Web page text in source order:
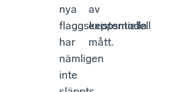
nya
flaggskeppsmodell
har
nämligen
inte
av
existentiella
mått.